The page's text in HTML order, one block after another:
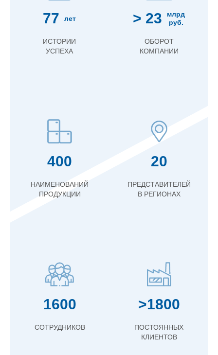
77 лет
ИСТОРИИ
УСПЕХА
> 23
млрд
руб.
ОБОРОТ
КОМПАНИИ
400
НАИМЕНОВАНИЙ
ПРОДУКЦИИ
20
ПРЕДСТАВИТЕЛЕЙ
В РЕГИОНАХ
1600
СОТРУДНИКОВ
>1800
ПОСТОЯННЫХ
КЛИЕНТОВ